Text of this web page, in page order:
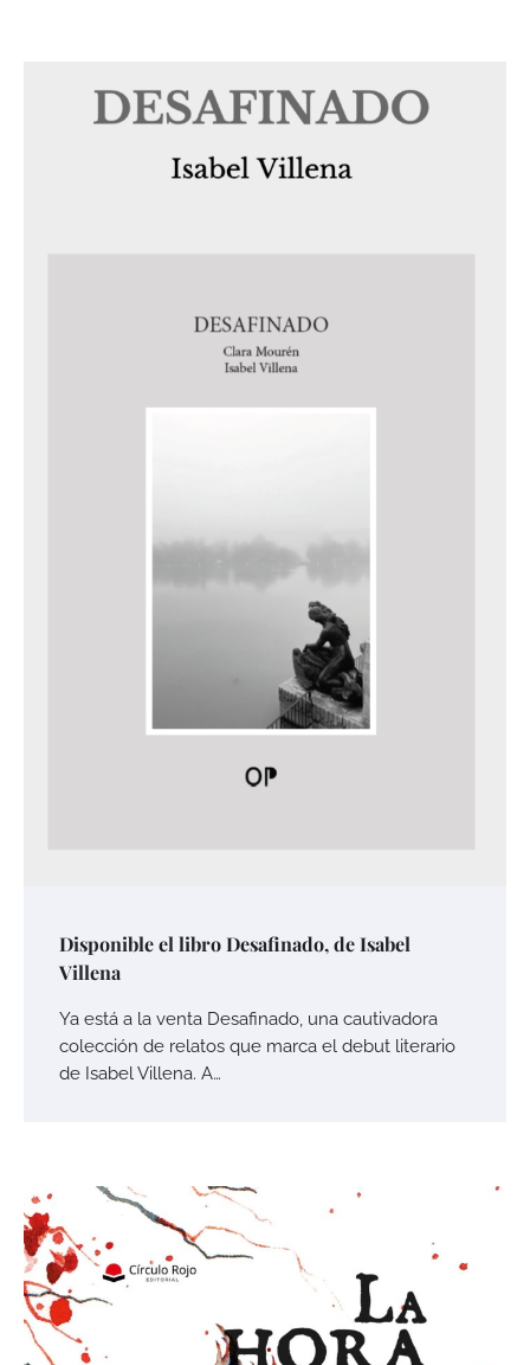
Disponible el libro Desafinado, de Isabel
Villena
Ya está a la venta Desafinado, una cautivadora
colección de relatos que marca el debut literario
de Isabel Villena. A…